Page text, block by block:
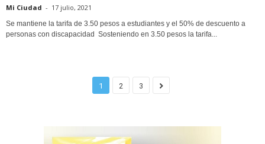
Mi Ciudad - 17 julio, 2021
Se mantiene la tarifa de 3.50 pesos a estudiantes y el 50% de descuento a
personas con discapacidad Sosteniendo en 3.50 pesos la tarifa...
1 2 3